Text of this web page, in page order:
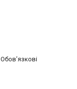
Обов’язкові